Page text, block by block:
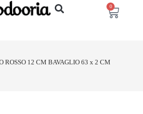
0
ROSSO 12 CM BAVAGLIO 63 x 2 CM